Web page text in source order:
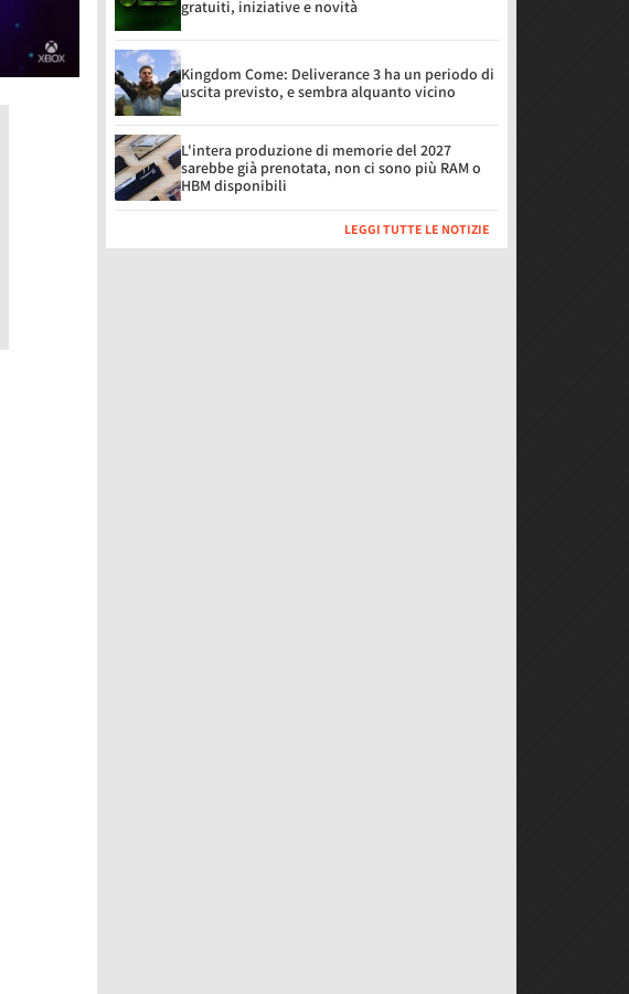
gratuiti, iniziative e novità
Kingdom Come: Deliverance 3 ha un periodo di
uscita previsto, e sembra alquanto vicino
L'intera produzione di memorie del 2027
sarebbe già prenotata, non ci sono più RAM o
HBM disponibili
LEGGI TUTTE LE NOTIZIE